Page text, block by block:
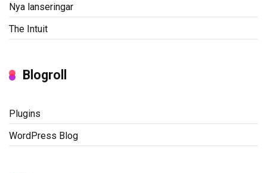
Nya lanseringar
The Intuit
Blogroll
Plugins
WordPress Blog